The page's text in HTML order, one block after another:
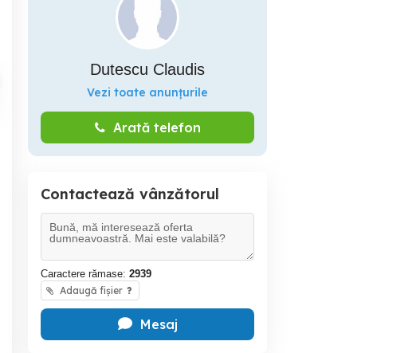
Dutescu Claudis
Vezi toate anunțurile
Arată telefon
Contactează vânzătorul
Caractere rămase: 2939
Adaugă fișier ?
Mesaj